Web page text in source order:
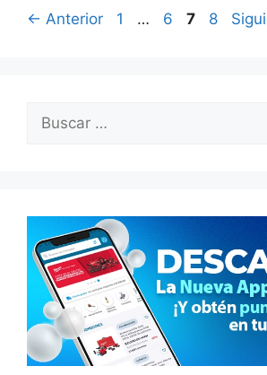
← Anterior Página
1 … Página
6 Página
7 Página
8
Buscar: